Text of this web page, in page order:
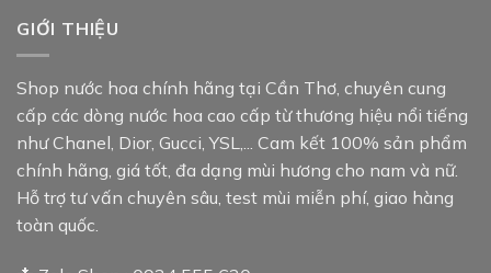
GIỚI THIỆU
Shop nước hoa chính hãng tại Cần Thơ, chuyên cung
cấp các dòng nước hoa cao cấp từ thương hiệu nổi tiếng
như Chanel, Dior, Gucci, YSL,... Cam kết 100% sản phẩm
chính hãng, giá tốt, đa dạng mùi hương cho nam và nữ.
Hỗ trợ tư vấn chuyên sâu, test mùi miễn phí, giao hàng
toàn quốc.